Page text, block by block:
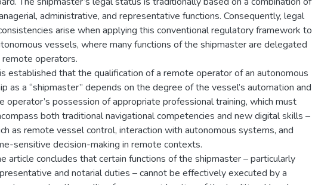
administrative, and representative functions. Consequently, legal
arise when applying this conventional regulatory framework to
vessels, where many functions of the shipmaster are delegated
operators.
established that the qualification of a remote operator of an autonomous
as a “shipmaster” depends on the degree of the vessel’s automation and
operator’s possession of appropriate professional training, which must
both traditional navigational competencies and new digital skills –
as remote vessel control, interaction with autonomous systems, and
sensitive decision-making in remote contexts.
article concludes that certain functions of the shipmaster – particularly
and notarial duties – cannot be effectively executed by a